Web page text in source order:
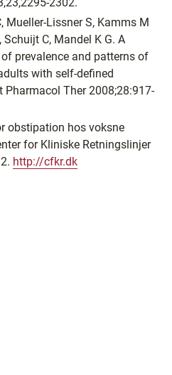
Mueller-Lissner S, Kamms M
Schuijt C, Mandel K G. A
prevalence and patterns of
with self-defined
Ther 2008;28:917-
obstipation hos voksne
for Kliniske Retningslinjer
http://cfkr.dk